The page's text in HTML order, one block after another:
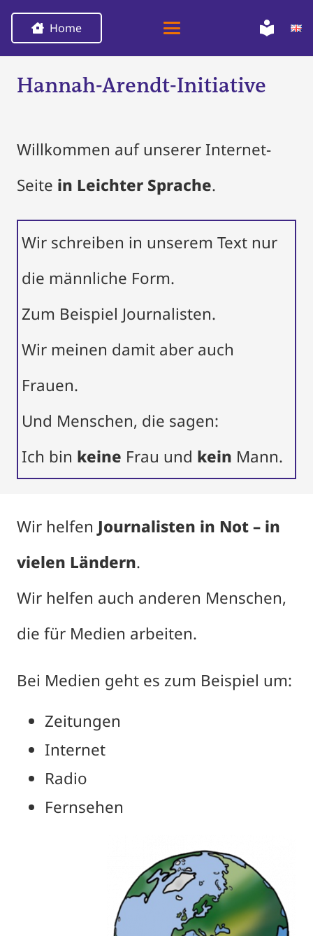
Home
Hannah-Arendt-Initiative
Willkommen auf unserer Internet-
Seite in Leichter Sprache.
Wir schreiben in unserem Text nur
die männliche Form.
Zum Beispiel Journalisten.
Wir meinen damit aber auch
Frauen.
Und Menschen, die sagen:
Ich bin keine Frau und kein Mann.
Wir helfen Journalisten in Not – in
vielen Ländern.
Wir helfen auch anderen Menschen,
die für Medien arbeiten.
Bei Medien geht es zum Beispiel um:
Zeitungen
Internet
Radio
Fernsehen